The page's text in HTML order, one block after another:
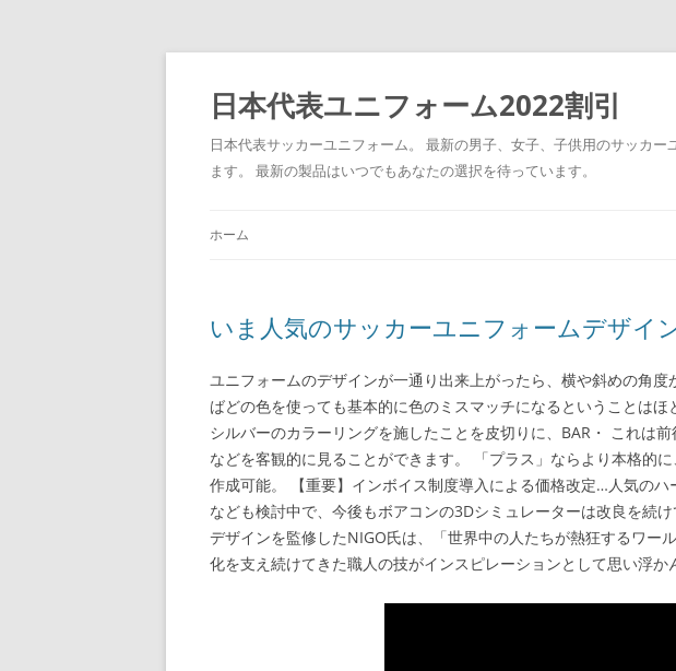
日本代表ユニフォーム2022割引
日本代表サッカーユニフォーム。 最新の男子、女子、子供用のサッカ
ます。 最新の製品はいつでもあなたの選択を待っています。
ホーム
いま人気のサッカーユニフォームデザイ
ユニフォームのデザインが一通り出来上がったら、横や斜めの角
ばどの色を使っても基本的に色のミスマッチになるということは
シルバーのカラーリングを施したことを皮切りに、BAR・ これは
などを客観的に見ることができます。 「プラス」ならより本格的
作成可能。 【重要】インボイス制度導入による価格改定…人気の
なども検討中で、今後もボアコンの3Dシミュレーターは改良を続
デザインを監修したNIGO氏は、「世界中の人たちが熱狂するワー
化を支え続けてきた職人の技がインスピレーションとして思い浮か